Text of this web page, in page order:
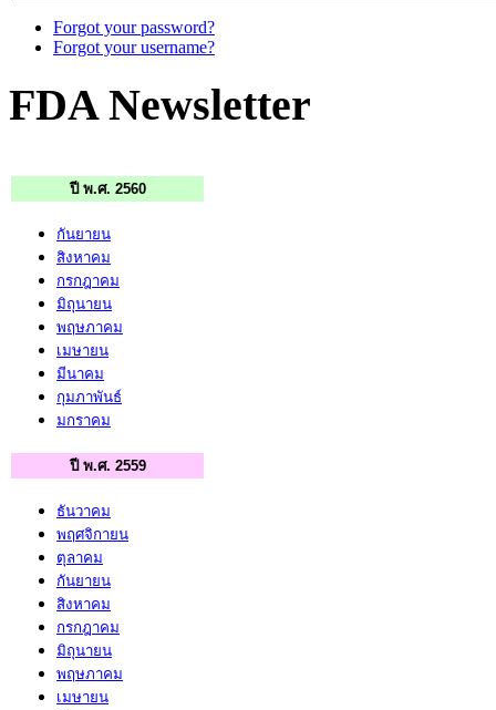
Forgot your password?
Forgot your username?
FDA Newsletter
ปี พ.ศ. 2560
กันยายน
สิงหาคม
กรกฎาคม
มิถุนายน
พฤษภาคม
เมษายน
มีนาคม
กุมภาพันธ์
มกราคม
ปี พ.ศ. 2559
ธันวาคม
พฤศจิกายน
ตุลาคม
กันยายน
สิงหาคม
กรกฎาคม
มิถุนายน
พฤษภาคม
เมษายน